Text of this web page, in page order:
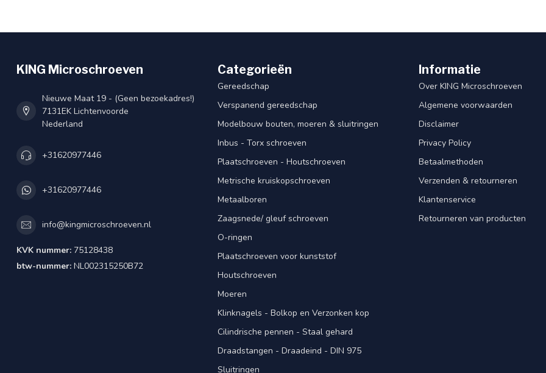
KING Microschroeven
Nieuwe Maat 19 - (Geen bezoekadres!)
7131EK Lichtenvoorde
Nederland
+31620977446
+31620977446
info@kingmicroschroeven.nl
KVK nummer: 75128438
btw-nummer: NL002315250B72
Categorieën
Gereedschap
Verspanend gereedschap
Modelbouw bouten, moeren & sluitringen
Inbus - Torx schroeven
Plaatschroeven - Houtschroeven
Metrische kruiskopschroeven
Metaalboren
Zaagsnede/ gleuf schroeven
O-ringen
Plaatschroeven voor kunststof
Houtschroeven
Moeren
Klinknagels - Bolkop en Verzonken kop
Cilindrische pennen - Staal gehard
Draadstangen - Draadeind - DIN 975
Sluitringen
Informatie
Over KING Microschroeven
Algemene voorwaarden
Disclaimer
Privacy Policy
Betaalmethoden
Verzenden & retourneren
Klantenservice
Retourneren van producten